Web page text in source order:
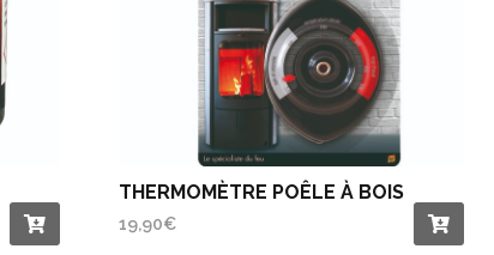
THERMOMÈTRE POÊLE À BOIS
19,90€